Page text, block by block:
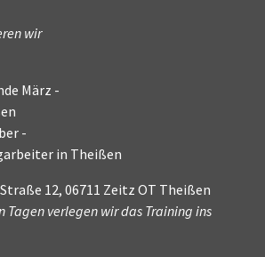
wir
März -
-
in Theißen
12, 06711 Zeitz OT Theißen
Tagen verlegen wir das Training ins